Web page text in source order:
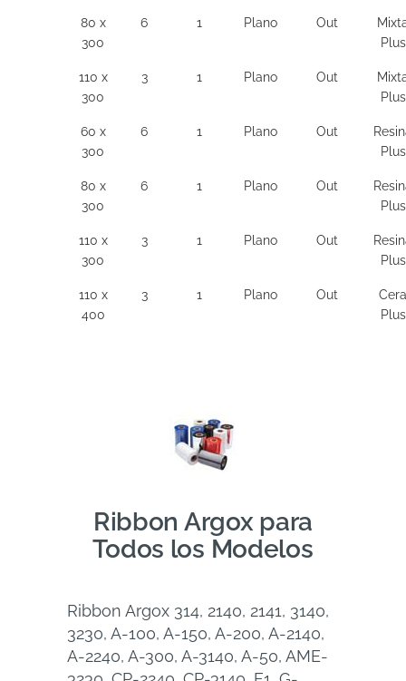
80 x
300
6 1 Plano Out
Plus
110 x
300
3 1 Plano Out
Plus
60 x
300
6 1 Plano Out
Plus
80 x
300
6 1 Plano Out
Plus
110 x
300
3 1 Plano Out
Plus
110 x
400
3 1 Plano Out
Cera
Plus
Ribbon Argox para
Todos los Modelos
Ribbon Argox 314, 2140, 2141, 3140,
3230, A-100, A-150, A-200, A-2140,
A-2240, A-300, A-3140, A-50, AME-